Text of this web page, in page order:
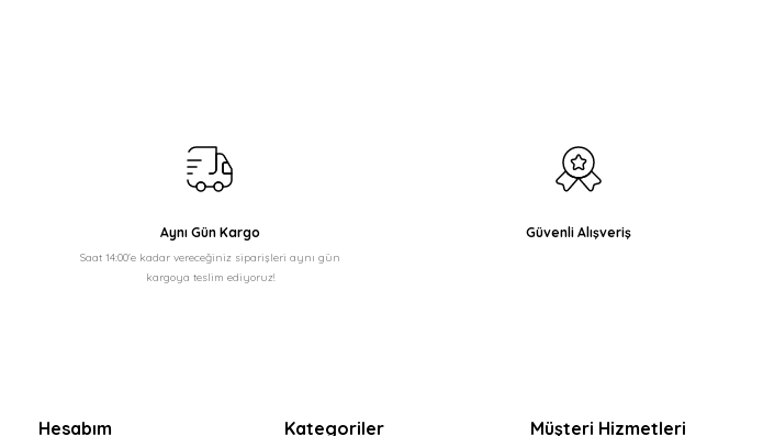
Aynı Gün Kargo
Saat 14:00'e kadar vereceğiniz siparişleri aynı gün
kargoya teslim ediyoruz!
Güvenli Alışveriş
Hesabım Kategoriler Müşteri Hizmetleri